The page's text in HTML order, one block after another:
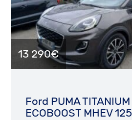
13 290€
Ford PUMA TITANIUM
ECOBOOST MHEV